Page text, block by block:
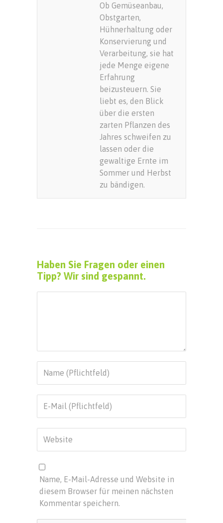
Ob Gemüseanbau,
Obstgarten,
Hühnerhaltung oder
Konservierung und
Verarbeitung, sie hat
jede Menge eigene
Erfahrung
beizusteuern. Sie
liebt es, den Blick
über die ersten
zarten Pflanzen des
Jahres schweifen zu
lassen oder die
gewaltige Ernte im
Sommer und Herbst
zu bändigen.
Haben Sie Fragen oder einen
Tipp? Wir sind gespannt.
Name, E-Mail-Adresse und Website in
diesem Browser für meinen nächsten
Kommentar speichern.